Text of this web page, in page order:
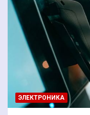
ЭЛЕКТРОНИКА